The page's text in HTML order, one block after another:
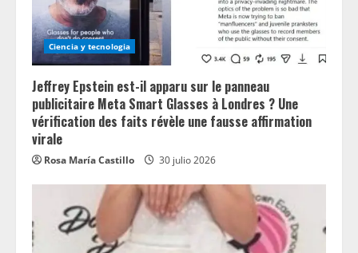
Ciencia y tecnologia
Jeffrey Epstein est-il apparu sur le panneau
publicitaire Meta Smart Glasses à Londres ? Une
vérification des faits révèle une fausse affirmation
virale
Rosa María Castillo 30 julio 2026